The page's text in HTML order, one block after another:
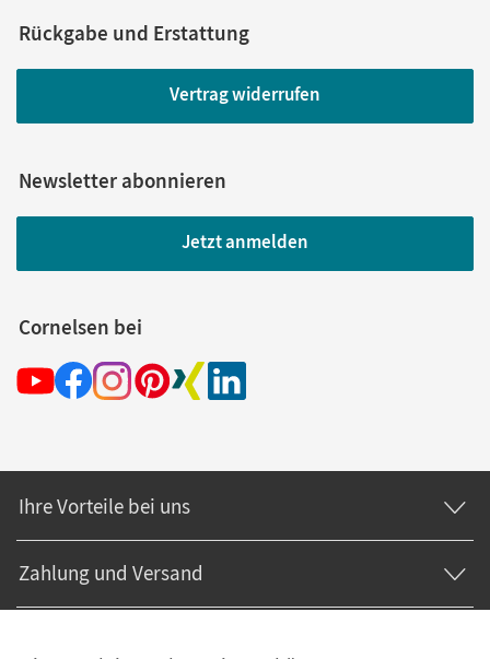
Rückgabe und Erstattung
Vertrag widerrufen
Newsletter abonnieren
Jetzt anmelden
Cornelsen bei
Ihre Vorteile bei uns
Zahlung und Versand